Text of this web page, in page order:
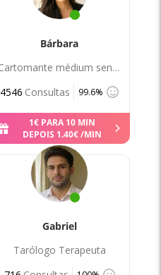
Bárbara
Cartomante médium sensitiva
4546 Consultas 99.6%
1€ PARA 10 MIN
DEPOIS 1.40€/MIN
Gabriel
Tarólogo Terapeuta